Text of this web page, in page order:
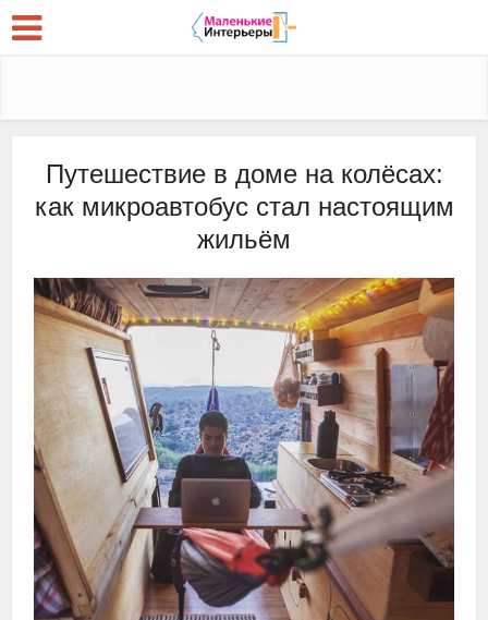
Путешествие в доме на колёсах:
как микроавтобус стал настоящим
жильём